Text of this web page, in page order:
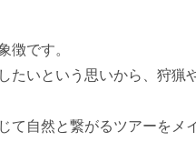
徴です。
たいという思いから、狩猟
て自然と繋がるツアーをメ